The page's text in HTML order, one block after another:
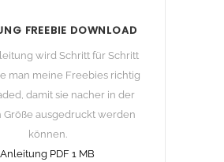
FREEBIE DOWNLOAD
wird Schritt für Schritt
man meine Freebies richtig
damit sie nacher in der
Größe ausgedruckt werden
können.
Anleitung PDF 1 MB